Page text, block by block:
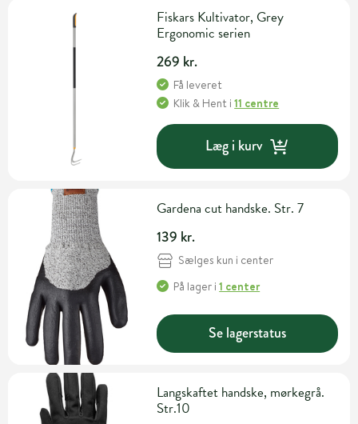
Fiskars Kultivator, Grey
Ergonomic serien
269 kr.
Få leveret
Klik & Hent i11 centre
Læg i kurv
Gardena cut handske. Str. 7
139 kr.
Sælges kun i center
På lager i1 center
Se lagerstatus
Langskaftet handske, mørkegrå.
Str.10